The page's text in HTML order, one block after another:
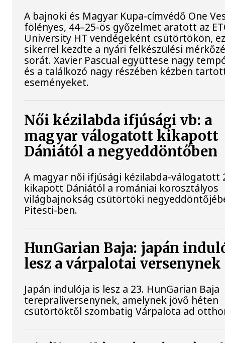
A bajnoki és Magyar Kupa-címvédő One
fölényes, 44–25-ös győzelmet aratott az
University HT vendégeként csütörtökön,
sikerrel kezdte a nyári felkészülési
sorát. Xavier Pascual együttese nagy
és a találkozó nagy részében kézben
eseményeket.
Női kézilabda ifjúsági vb: a
magyar válogatott kikapott
Dániától a negyeddöntőben
A magyar női ifjúsági kézilabda-válogatott
kikapott Dániától a romániai korosztályos
világbajnokság csütörtöki
Pitesti-ben.
HunGarian Baja: japán
lesz a várpalotai versenynek
Japán indulója is lesz a 23. HunGarian Baja
terepraliversenynek, amelynek jövő héten
csütörtöktől szombatig Várpalota ad